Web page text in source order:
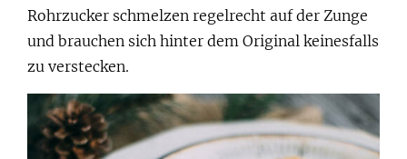
Rohrzucker schmelzen regelrecht auf der Zunge
und brauchen sich hinter dem Original keinesfalls
zu verstecken.